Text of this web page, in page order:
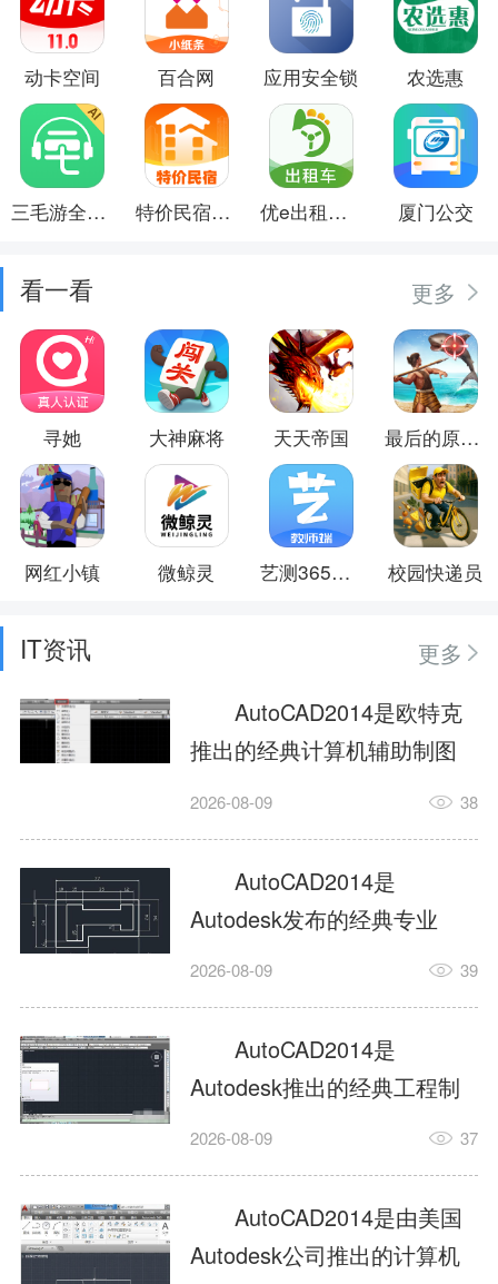
动卡空间 百合网 应用安全锁 农选惠
三毛游全球景点讲解语音导游 特价民宿预订 优e出租司机 厦门公交
看一看 更多
寻她 大神麻将 天天帝国 最后的原始人
网红小镇 微鲸灵 艺测365教师 校园快递员
IT资讯
更多
AutoCAD2014是欧特克
推出的经典计算机辅助制图
工具，主打稳定2D施工图绘
行业工程设计。版本新增图
纸标签页、实景地理地图、
协同设计交流模块，优化命
令行智能纠错与图层批量管
理，支持Win8触屏操作、点
云扫描数据导入，兼容各类
DWG图纸格式，文件互通...
2026-08-09 38
AutoCAD2014是
Autodesk发布的经典专业
CAD制图设计软件，是工程
绘图工具。软件专注精准二
维绘图、图纸编辑、参数化
设计及基础三维建模，广泛
应用于建筑设计、机械制
造、土木工程、室内设计等
多个行业。软件优化绘图流
畅度与文件兼容性，支持参
2026-08-09 39
AutoCAD2014是
Autodesk推出的经典工程制
图设计软件，主打高效精准
建模作业，适配建筑、机
械、市政、室内设计等多行
业场景。软件优化运行机制
2026-08-09 37
AutoCAD2014是由美国
Autodesk公司推出的计算机